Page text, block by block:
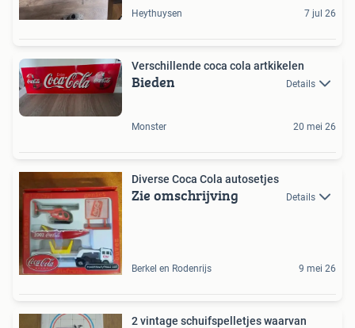
Heythuysen 7 jul 26
Verschillende coca cola artkikelen
Bieden Details
Monster 20 mei 26
Diverse Coca Cola autosetjes
Zie omschrijving Details
Berkel en Rodenrijs 9 mei 26
2 vintage schuifspelletjes waarvan